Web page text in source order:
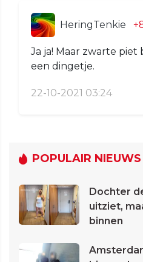
HeringTenkie
Ja ja! Maar zwarte piet
een dingetje.
22-10-2021 03:24
POPULAIR NIEUWS
Dochter
uitziet,
binnen